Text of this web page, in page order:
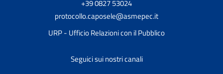
+39 0827 53024
protocollo.caposele@asmepec.it
URP - Ufficio Relazioni con il Pubblico
Seguici sui nostri canali